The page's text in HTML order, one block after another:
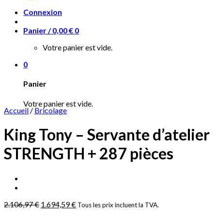
Connexion
Panier /0,00€ 0
Votre panier est vide.
0
Panier
Votre panier est vide.
Accueil / Bricolage
King Tony – Servante d’atelier
STRENGTH + 287 pièces
2.106,97€ 1.694,59€ Tous les prix incluent la TVA.